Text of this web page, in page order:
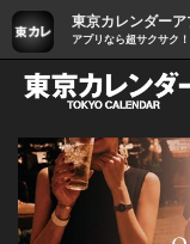
東京カレンダーア
アプリなら超サクサク！